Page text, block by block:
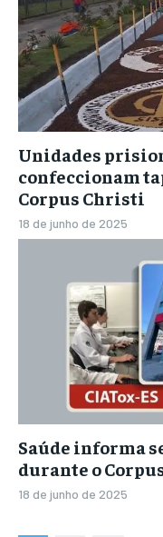
Unidades
confeccionam
Corpus Christi
18 de junho de 2025
Saúde informa
durante o
18 de junho de 2025